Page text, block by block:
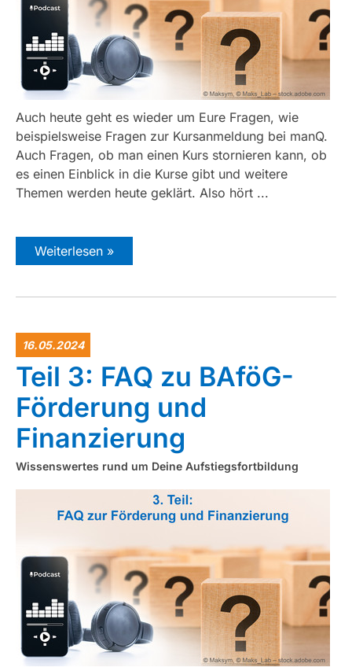
Auch heute geht es wieder um Eure Fragen, wie
beispielsweise Fragen zur Kursanmeldung bei manQ.
Auch Fragen, ob man einen Kurs stornieren kann, ob
es einen Einblick in die Kurse gibt und weitere
Themen werden heute geklärt. Also hört ...
Weiterlesen »
16.05.2024
Teil 3: FAQ zu BAföG-
Förderung und
Finanzierung
Wissenswertes rund um Deine Aufstiegsfortbildung